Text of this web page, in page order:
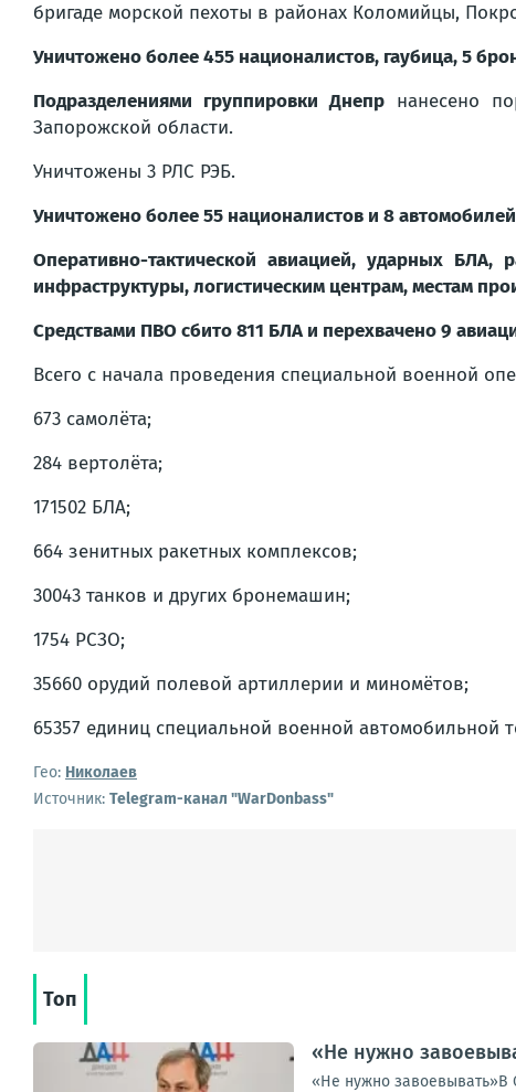
бригаде морской пехоты в районах Коломийцы,
Уничтожено более 455 националистов, гаубица, 5
Подразделениями группировки Днепрнанесено
Запорожской области.
Уничтожены 3 РЛС РЭБ.
Уничтожено более 55 националистов и 8
Оперативно-тактической авиацией, ударных
инфраструктуры, логистическим центрам, местам
Средствами ПВО сбито 811 БЛА и перехвачено 9
Всего с начала проведения специальной военной
673 самолёта;
284 вертолёта;
171502 БЛА;
664 зенитных ракетных комплексов;
30043 танков и других бронемашин;
1754 РСЗО;
35660 орудий полевой артиллерии и миномётов;
65357 единиц специальной военной автомобильной
Гео: Николаев
Источник: Telegram-канал "WarDonbass"
Топ
«Не нужно
«Не нужно завоевывать»В